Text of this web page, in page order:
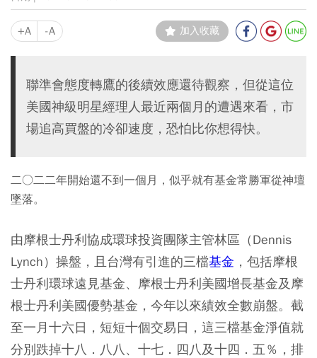
+A -A 加入收藏
聯準會態度轉鷹的後續效應還待觀察，但從這位
美國神級明星經理人最近兩個月的遭遇來看，市
場追高買盤的冷卻速度，恐怕比你想得快。
二○二二年開始還不到一個月，似乎就有基金常勝軍從神壇
墜落。
由摩根士丹利協成環球投資團隊主管林區（Dennis
Lynch）操盤，且台灣有引進的三檔基金 ，包括摩根
士丹利環球遠見基金、摩根士丹利美國增長基金及摩
根士丹利美國優勢基金，今年以來績效全數崩盤。截
至一月十六日，短短十個交易日，這三檔基金淨值就
分別跌掉十八．八八、十七．四八及十四．五％，排